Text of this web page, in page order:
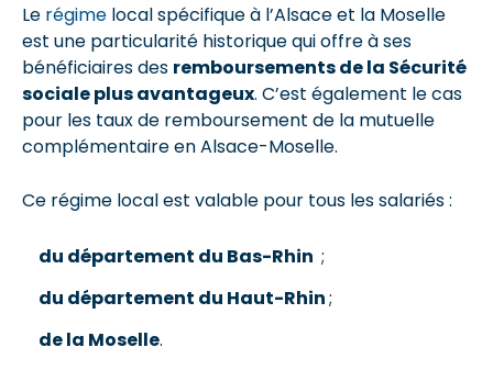
Le régime local spécifique à l’Alsace et la Moselle
est une particularité historique qui offre à ses
bénéficiaires des remboursements de la Sécurité
sociale plus avantageux. C’est également le cas
pour les taux de remboursement de la mutuelle
complémentaire en Alsace-Moselle.
Ce régime local est valable pour tous les salariés :
du département du Bas-Rhin ;
du département du Haut-Rhin;
de la Moselle.